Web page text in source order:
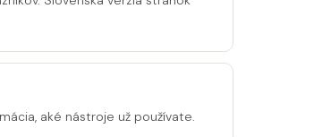
aké nástroje už používate.